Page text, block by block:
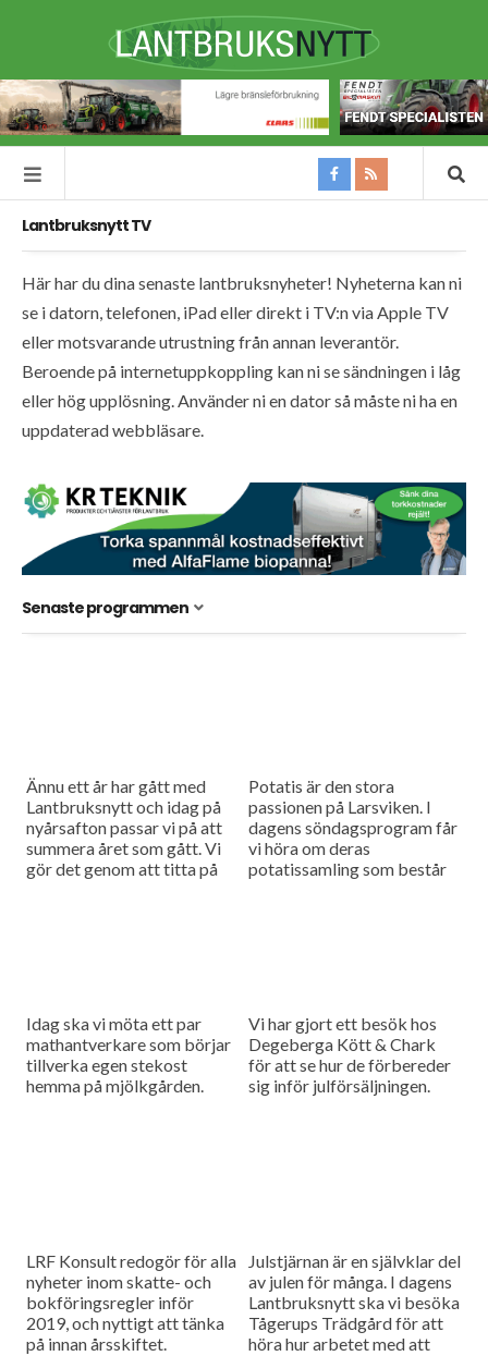
Lantbruksnytt TV
Här har du dina senaste lantbruksnyheter! Nyheterna kan ni
se i datorn, telefonen, iPad eller direkt i TV:n via Apple TV
eller motsvarande utrustning från annan leverantör.
Beroende på internetuppkoppling kan ni se sändningen i låg
eller hög upplösning. Använder ni en dator så måste ni ha en
uppdaterad webbläsare.
Senaste programmen
Ännu ett år har gått med
Lantbruksnytt och idag på
nyårsafton passar vi på att
summera året som gått. Vi
gör det genom att titta på
Potatis är den stora
passionen på Larsviken. I
dagens söndagsprogram får
vi höra om deras
potatissamling som består
Idag ska vi möta ett par
mathantverkare som börjar
tillverka egen stekost
hemma på mjölkgården.
Vi har gjort ett besök hos
Degeberga Kött & Chark
för att se hur de förbereder
sig inför julförsäljningen.
LRF Konsult redogör för alla
nyheter inom skatte- och
bokföringsregler inför
2019, och nyttigt att tänka
på innan årsskiftet.
Julstjärnan är en självklar del
av julen för många. I dagens
Lantbruksnytt ska vi besöka
Tågerups Trädgård för att
höra hur arbetet med att